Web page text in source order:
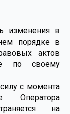
изменения в
порядке в
актов
по своему
с момента
Оператора
на